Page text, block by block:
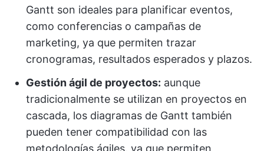
Gantt son ideales para planificar eventos,
como conferencias o campañas de
marketing, ya que permiten trazar
cronogramas, resultados esperados y plazos.
Gestión ágil de proyectos: aunque
tradicionalmente se utilizan en proyectos en
cascada, los diagramas de Gantt también
pueden tener compatibilidad con las
metodologías ágiles, ya que permiten